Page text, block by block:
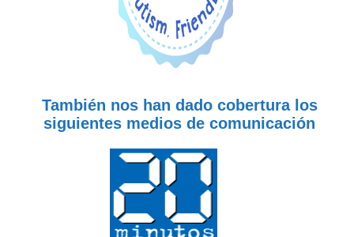
También nos han dado cobertura los
siguientes medios de comunicación